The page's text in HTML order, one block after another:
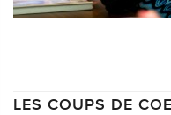
LES COUPS DE